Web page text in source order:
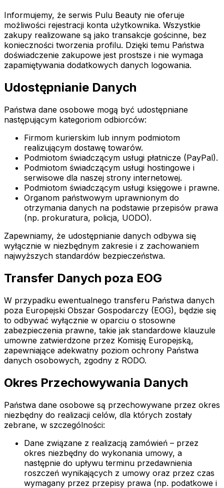
Informujemy, że serwis Pulu Beauty nie oferuje
możliwości rejestracji konta użytkownika. Wszystkie
zakupy realizowane są jako transakcje gościnne, bez
konieczności tworzenia profilu. Dzięki temu Państwa
doświadczenie zakupowe jest prostsze i nie wymaga
zapamiętywania dodatkowych danych logowania.
Udostępnianie Danych
Państwa dane osobowe mogą być udostępniane
następującym kategoriom odbiorców:
Firmom kurierskim lub innym podmiotom
realizującym dostawę towarów.
Podmiotom świadczącym usługi płatnicze (PayPal).
Podmiotom świadczącym usługi hostingowe i
serwisowe dla naszej strony internetowej.
Podmiotom świadczącym usługi księgowe i prawne.
Organom państwowym uprawnionym do
otrzymania danych na podstawie przepisów prawa
(np. prokuratura, policja, UODO).
Zapewniamy, że udostępnianie danych odbywa się
wyłącznie w niezbędnym zakresie i z zachowaniem
najwyższych standardów bezpieczeństwa.
Transfer Danych poza EOG
W przypadku ewentualnego transferu Państwa danych
poza Europejski Obszar Gospodarczy (EOG), będzie się
to odbywać wyłącznie w oparciu o stosowne
zabezpieczenia prawne, takie jak standardowe klauzule
umowne zatwierdzone przez Komisję Europejską,
zapewniające adekwatny poziom ochrony Państwa
danych osobowych, zgodny z RODO.
Okres Przechowywania Danych
Państwa dane osobowe są przechowywane przez okres
niezbędny do realizacji celów, dla których zostały
zebrane, w szczególności:
Dane związane z realizacją zamówień – przez
okres niezbędny do wykonania umowy, a
następnie do upływu terminu przedawnienia
roszczeń wynikających z umowy oraz przez czas
wymagany przez przepisy prawa (np. podatkowe i